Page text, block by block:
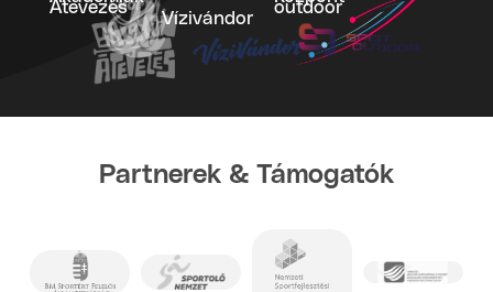
Átevezés
outdoor
Vízivándor
Partnerek & Támogatók